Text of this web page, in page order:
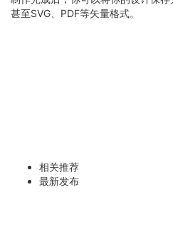
甚至SVG、PDF等矢量格式。
相关推荐
最新发布